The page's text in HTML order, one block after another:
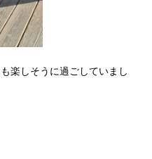
楽しそうに過ごしていまし